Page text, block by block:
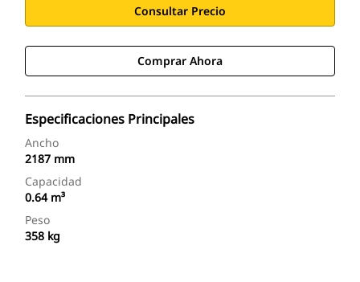
Consultar Precio
Comprar Ahora
Especificaciones Principales
Ancho
2187 mm
Capacidad
0.64 m³
Peso
358 kg